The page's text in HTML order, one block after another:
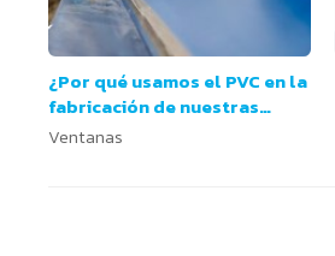
¿Por qué usamos el PVC en la
fabricación de nuestras
ventanas?
Ventanas